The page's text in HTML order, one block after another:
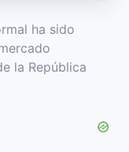
ha sido
la República